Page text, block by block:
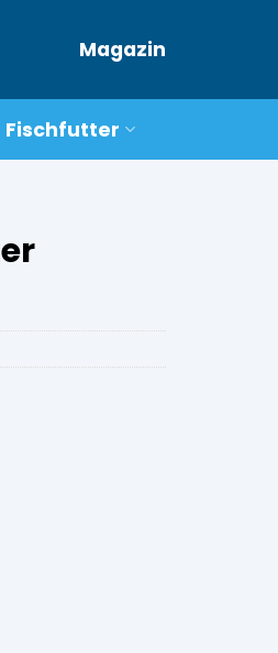
Magazin
Fischfutter